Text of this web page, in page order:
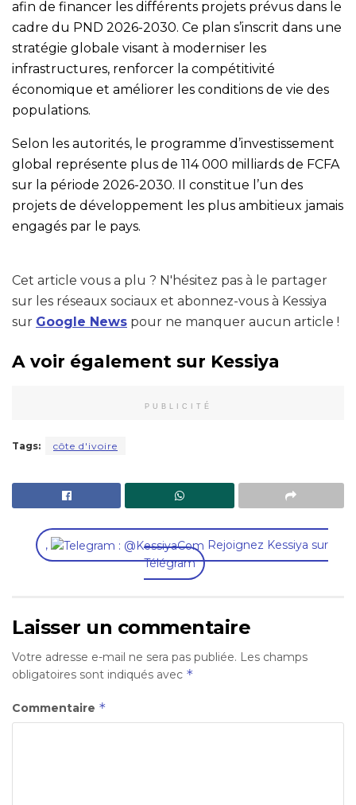
afin de financer les différents projets prévus dans le
cadre du PND 2026-2030. Ce plan s’inscrit dans une
stratégie globale visant à moderniser les
infrastructures, renforcer la compétitivité
économique et améliorer les conditions de vie des
populations.
Selon les autorités, le programme d’investissement
global représente plus de 114 000 milliards de FCFA
sur la période 2026-2030. Il constitue l’un des
projets de développement les plus ambitieux jamais
engagés par le pays.
Cet article vous a plu ? N'hésitez pas à le partager
sur les réseaux sociaux et abonnez-vous à Kessiya
sur Google News pour ne manquer aucun article !
A voir également sur Kessiya
PUBLICITÉ
Tags: côte d'ivoire
,
Rejoignez Kessiya sur
Télégram
Laisser un commentaire
Votre adresse e-mail ne sera pas publiée. Les champs
obligatoires sont indiqués avec *
Commentaire *